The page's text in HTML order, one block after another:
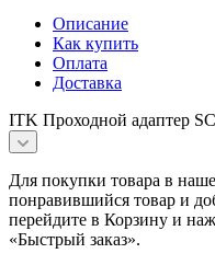
Описание
Как купить
Оплата
Доставка
ITK Проходной адаптер
Для покупки товара в
понравившийся товар и
перейдите в Корзину и
«Быстрый заказ».